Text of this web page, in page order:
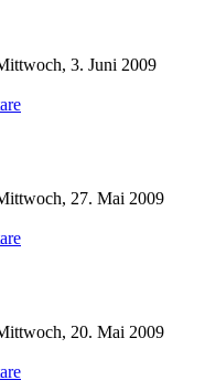
3. Juni 2009
27. Mai 2009
20. Mai 2009